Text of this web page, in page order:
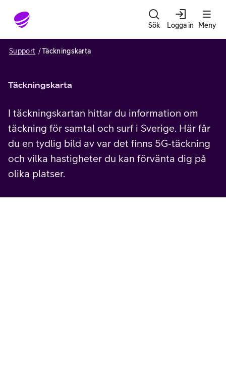
Gå till sidans innehåll
Sök Logga in Meny
Support Täckningskarta
Täckningskarta
I täckningskartan hittar du information om
täckning för samtal och surf i Sverige. Här får
du en tydlig bild av var det finns 5G‑täckning
och vilka hastigheter du kan förvänta dig på
olika platser.